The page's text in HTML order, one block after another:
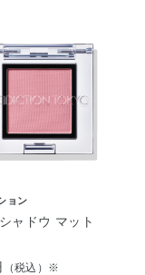
ョン
ャドウ マット
（税込）※